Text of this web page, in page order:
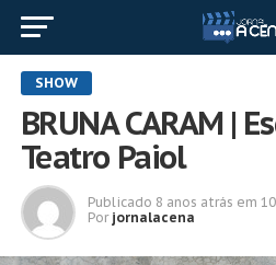
SHOW
BRUNA CARAM |
Teatro Paiol
Publicado 8 anos atrás em
Por jornalacena